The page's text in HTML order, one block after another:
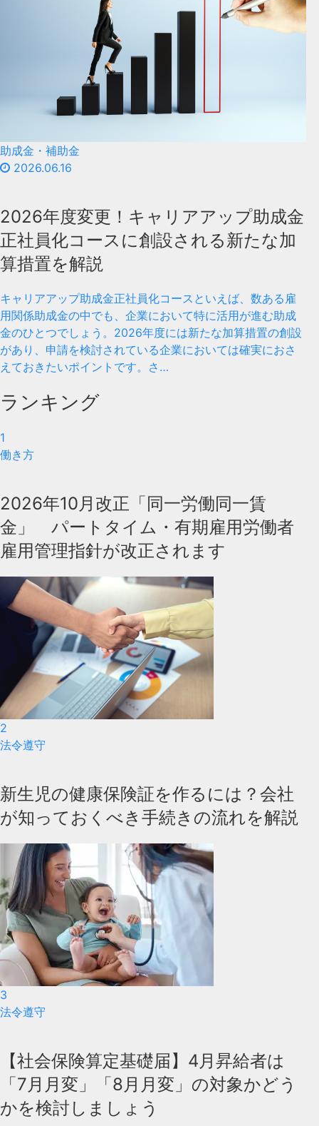
助成金・補助金
2026.06.16
2026年度変更！キャリアアップ助成金
正社員化コースに創設される新たな加
算措置を解説
キャリアアップ助成金正社員化コースといえば、数ある雇
用関係助成金の中でも、企業において特に活用が進む助成
金のひとつでしょう。2026年度には新たな加算措置の創設
があり、申請を検討されている企業においては確実におさ
えておきたいポイントです。さ…
ランキング
1
働き方
2026年10月改正「同一労働同一賃
金」 パートタイム・有期雇用労働者
雇用管理指針が改正されます
2
法令遵守
新生児の健康保険証を作るには？会社
が知っておくべき手続きの流れを解説
3
法令遵守
【社会保険算定基礎届】4月昇給者は
「7月月変」「8月月変」の対象かどう
かを検討しましょう